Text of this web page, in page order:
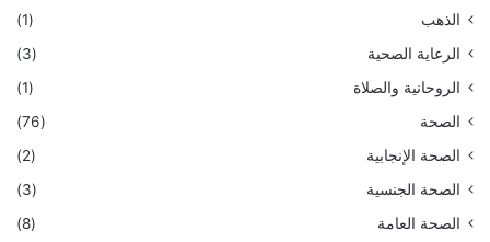
الذهب
(1)
الرعاية الصحية
(3)
الروحانية والصلاة
(1)
الصحة
(76)
الصحة الإنجابية
(2)
الصحة الجنسية
(3)
الصحة العامة
(8)